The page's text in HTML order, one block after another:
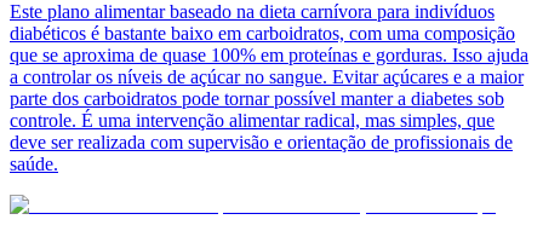
Este plano alimentar baseado na dieta carnívora para indivíduos
diabéticos é bastante baixo em carboidratos, com uma composição
que se aproxima de quase 100% em proteínas e gorduras. Isso ajuda
a controlar os níveis de açúcar no sangue. Evitar açúcares e a maior
parte dos carboidratos pode tornar possível manter a diabetes sob
controle. É uma intervenção alimentar radical, mas simples, que
deve ser realizada com supervisão e orientação de profissionais de
saúde.